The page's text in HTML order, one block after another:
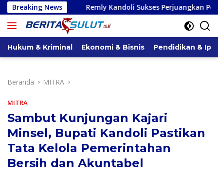
Langsung
ke
konten
Breaking News
Remly Kandoli Sukses Perjuangkan Perbaikan Jalan
Hukum & Kriminal Ekonomi & Bisnis Pendidikan &
Beranda MITRA
MITRA
Sambut Kunjungan Kajari
Minsel, Bupati Kandoli Pastikan
Tata Kelola Pemerintahan
Bersih dan Akuntabel